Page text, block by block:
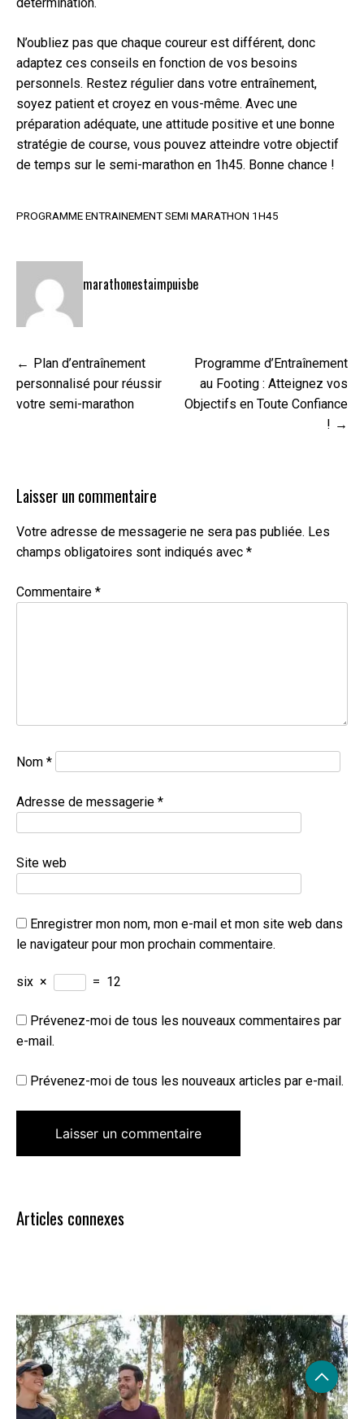
N’oubliez pas que chaque coureur est différent, donc
adaptez ces conseils en fonction de vos besoins
personnels. Restez régulier dans votre entraînement,
soyez patient et croyez en vous-même. Avec une
préparation adéquate, une attitude positive et une bonne
stratégie de course, vous pouvez atteindre votre objectif
de temps sur le semi-marathon en 1h45. Bonne chance !
PROGRAMME ENTRAINEMENT SEMI MARATHON 1H45
marathonestaimpuisbe
Navigation
de
l’article
Plan d’entraînement
personnalisé pour réussir
votre semi-marathon
Programme d’Entraînement
au Footing : Atteignez vos
Objectifs en Toute Confiance
!
Laisser un commentaire
Votre adresse de messagerie ne sera pas publiée. Les
champs obligatoires sont indiqués avec *
Commentaire *
Nom *
Adresse de messagerie *
Site web
Enregistrer mon nom, mon e-mail et mon site web dans
le navigateur pour mon prochain commentaire.
six × = 12
Prévenez-moi de tous les nouveaux commentaires par
e-mail.
Prévenez-moi de tous les nouveaux articles par e-mail.
Articles connexes